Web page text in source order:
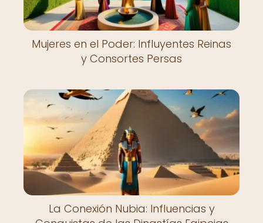
Mujeres en el Poder: Influyentes Reinas
y Consortes Persas
La Conexión Nubia: Influencias y